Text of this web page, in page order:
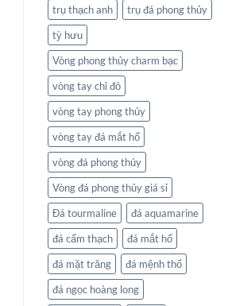
trụ thạch anh
trụ đá phong thủy
tỳ hưu
Vòng phong thủy charm bạc
vòng tay chỉ đỏ
vòng tay phong thủy
vòng tay đá mắt hổ
vòng đá phong thủy
Vòng đá phong thủy giá sỉ
Đá tourmaline
đá aquamarine
đá cẩm thạch
đá mắt hổ
đá mặt trăng
đá mệnh thổ
đá ngọc hoàng long